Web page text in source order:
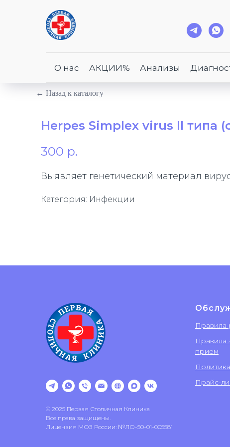
О нас АКЦИИ% Анализы
← Назад к каталогу
Herpes Simplex virus II типа
300 р.
Выявляет генетический материал
Категория: Инфекции
© 2025 Первая Столичная Клиника
Все права защищены.
Лицензия МОЗ России: №ЛО-50-01-005581
Правила
Правила
прием
Прайс-